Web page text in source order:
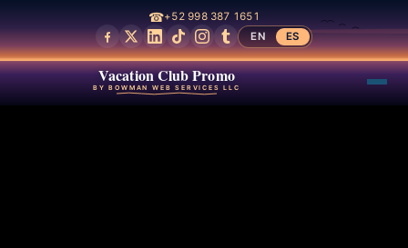
☎+52 998 387 1651
EN
ES
Vacation Club Promo
BY BOWMAN WEB SERVICES LLC